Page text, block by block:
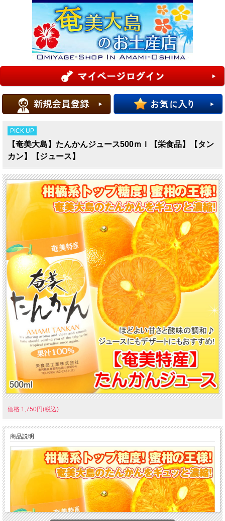
PICK UP
【奄美大島】たんかんジュース500ｍｌ【栄食品】【タン
カン】【ジュース】
価格:1,750円(税込)
商品説明